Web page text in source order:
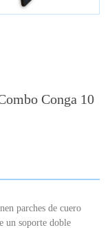
Conga 10
parches de cuero
un soporte doble